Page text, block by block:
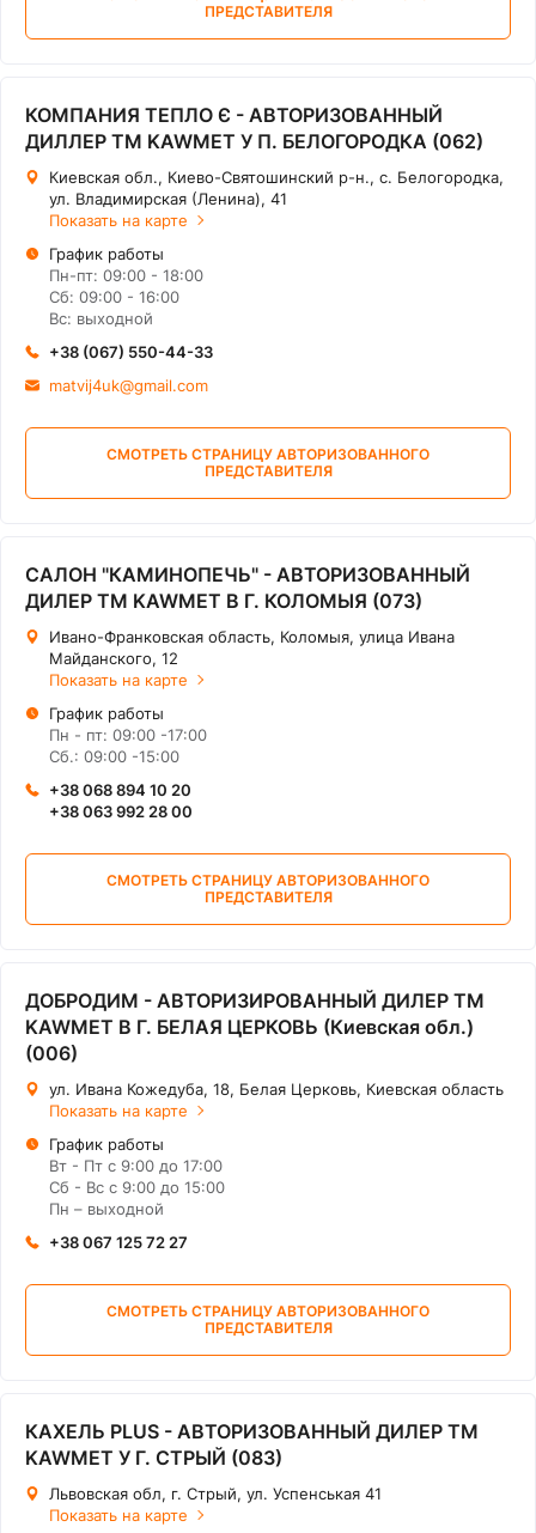
ПРЕДСТАВИТЕЛЯ
КОМПАНИЯ ТЕПЛО Є - АВТОРИЗОВАННЫЙ
ДИЛЛЕР ТМ KAWMET У П. БЕЛОГОРОДКА (062)
Киевская обл., Киево-Святошинский р-н., с. Белогородка,
ул. Владимирская (Ленина), 41
Показать на карте
График работы
Пн-пт: 09:00 - 18:00
Сб: 09:00 - 16:00
Вс: выходной
+38 (067) 550-44-33
matvij4uk@gmail.com
СМОТРЕТЬ СТРАНИЦУ АВТОРИЗОВАННОГО
ПРЕДСТАВИТЕЛЯ
САЛОН "КАМИНОПЕЧЬ" - АВТОРИЗОВАННЫЙ
ДИЛЕР ТМ KAWMET В Г. КОЛОМЫЯ (073)
Ивано-Франковская область, Коломыя, улица Ивана
Майданского, 12
Показать на карте
График работы
Пн - пт: 09:00 -17:00
Сб.: 09:00 -15:00
+38 068 894 10 20
+38 063 992 28 00
СМОТРЕТЬ СТРАНИЦУ АВТОРИЗОВАННОГО
ПРЕДСТАВИТЕЛЯ
ДОБРОДИМ - АВТОРИЗИРОВАННЫЙ ДИЛЕР ТМ
KAWMET В Г. БЕЛАЯ ЦЕРКОВЬ (Киевская обл.)
(006)
ул. Ивана Кожедуба, 18, Белая Церковь, Киевская область
Показать на карте
График работы
Вт - Пт с 9:00 до 17:00
Сб - Вс с 9:00 до 15:00
Пн – выходной
+38 067 125 72 27
СМОТРЕТЬ СТРАНИЦУ АВТОРИЗОВАННОГО
ПРЕДСТАВИТЕЛЯ
КАХЕЛЬ PLUS - АВТОРИЗОВАННЫЙ ДИЛЕР ТМ
KAWMET У Г. СТРЫЙ (083)
Львовская обл, г. Стрый, ул. Успенськая 41
Показать на карте